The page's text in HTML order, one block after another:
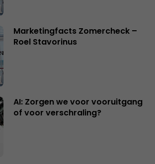
Marketingfacts Zomercheck –
Roel Stavorinus
AI: Zorgen we voor vooruitgang
of voor verschraling?